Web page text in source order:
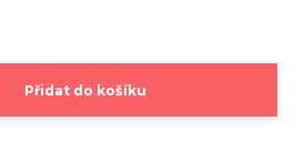
Přidat do košíku